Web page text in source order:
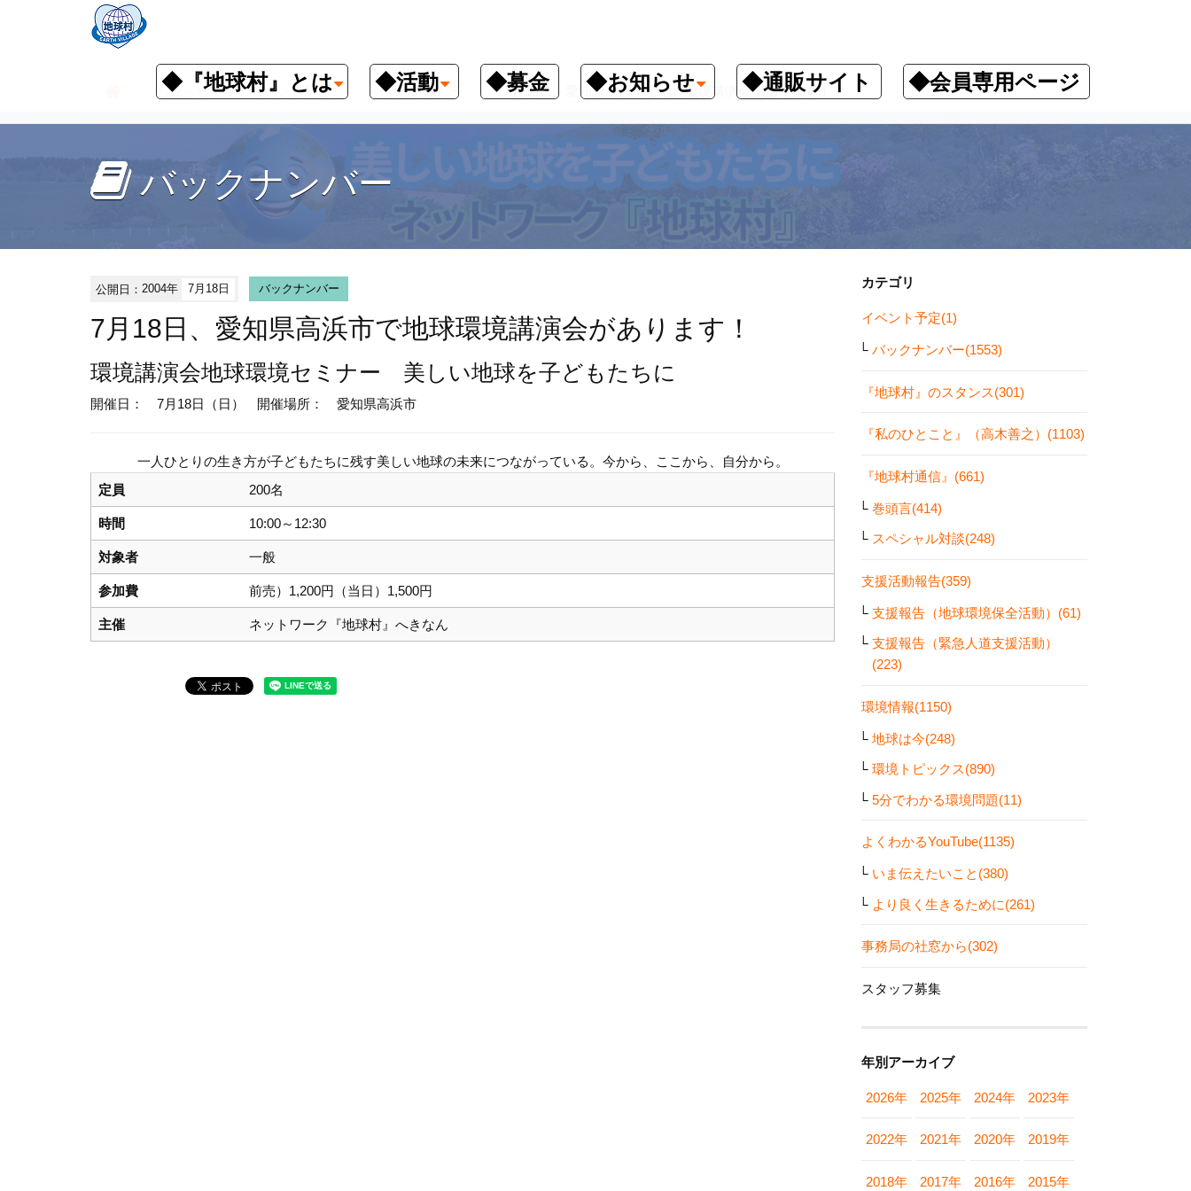
◆『地球村』とは ◆活動 ◆募金 ◆お知らせ ◆通販サイト ◆会員専用ページ
お知らせ イベント予定 バックナンバー 7月18日、愛知県高浜市で地球環境講演会があります！
バックナンバー
公開日：2004年 7月18日 バックナンバー
7月18日、愛知県高浜市で地球環境講演会があります！
環境講演会地球環境セミナー 美しい地球を子どもたちに
開催日： 7月18日（日） 開催場所： 愛知県高浜市
一人ひとりの生き方が子どもたちに残す美しい地球の未来につながっている。今から、ここから、自分から。
定員
200名
時間 10:00～12:30
対象者 一般
参加費 前売）1,200円（当日）1,500円
主催 ネットワーク『地球村』へきなん
カテゴリ
イベント予定(1)
バックナンバー(1553)
『地球村』のスタンス(301)
『私のひとこと』（高木善之）(1103)
『地球村通信』(661)
巻頭言(414)
スペシャル対談(248)
支援活動報告(359)
支援報告（地球環境保全活動）(61)
支援報告（緊急人道支援活動）
(223)
環境情報(1150)
地球は今(248)
環境トピックス(890)
5分でわかる環境問題(11)
よくわかるYouTube(1135)
いま伝えたいこと(380)
より良く生きるために(261)
事務局の社窓から(302)
スタッフ募集
年別アーカイブ
2026年 2025年 2024年 2023年
2022年 2021年 2020年 2019年
2018年 2017年 2016年 2015年